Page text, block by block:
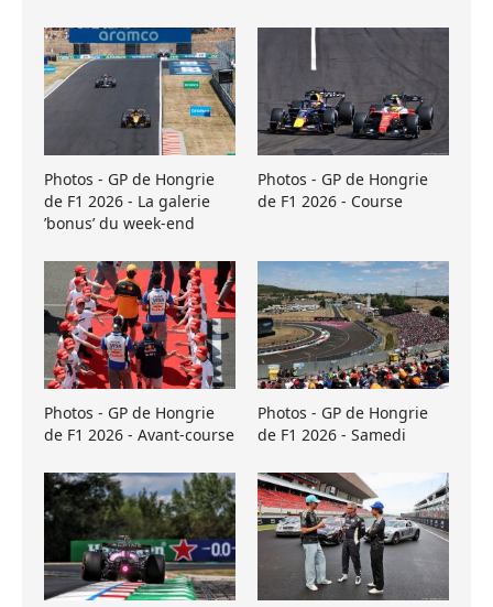
Photos - GP de Hongrie
de F1 2026 - La galerie
’bonus’ du week-end
Photos - GP de Hongrie
de F1 2026 - Course
Photos - GP de Hongrie
de F1 2026 - Avant-course
Photos - GP de Hongrie
de F1 2026 - Samedi